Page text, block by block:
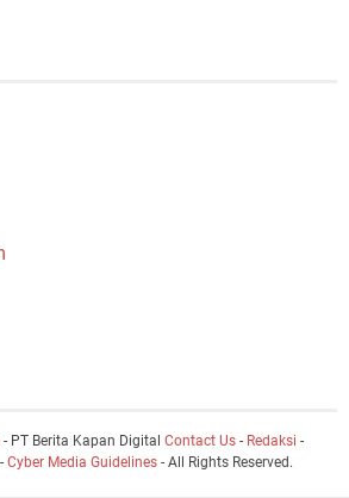
- PT Berita Kapan Digital Contact Us- Redaksi -
- Cyber Media Guidelines - All Rights Reserved.